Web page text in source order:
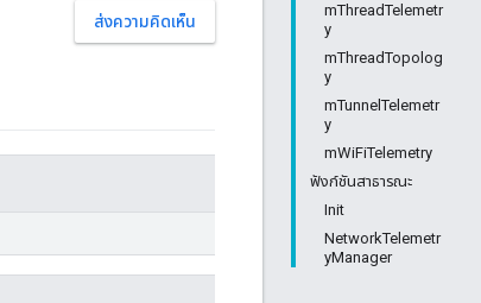
mThreadTelemetr
y
mThreadTopolog
y
mTunnelTelemetr
y
mWiFiTelemetry
ฟังก์ชันสาธารณะ
Init
NetworkTelemetr
yManager
ส่งความคิดเห็น